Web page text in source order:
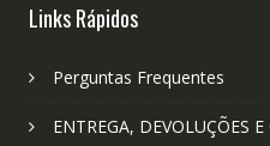
Links Rápidos
Perguntas Frequentes
ENTREGA, DEVOLUÇÕES